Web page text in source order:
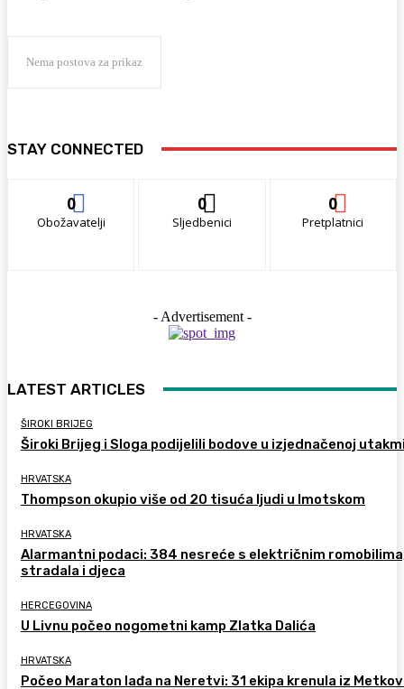
Nema postova za prikaz
STAY CONNECTED
0
Obožavatelji
0
Sljedbenici
0
Pretplatnici
- Advertisement -
LATEST ARTICLES
ŠIROKI BRIJEG
Široki Brijeg i Sloga podijelili bodove u izjednačenoj
HRVATSKA
Thompson okupio više od 20 tisuća ljudi u Imotskom
HRVATSKA
Alarmantni podaci: 384 nesreće s električnim
stradala i djeca
HERCEGOVINA
U Livnu počeo nogometni kamp Zlatka Dalića
HRVATSKA
Počeo Maraton lađa na Neretvi: 31 ekipa krenula iz